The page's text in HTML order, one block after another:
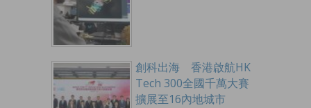
創科出海 香港啟航HK
Tech 300全國千萬大賽
擴展至16內地城市